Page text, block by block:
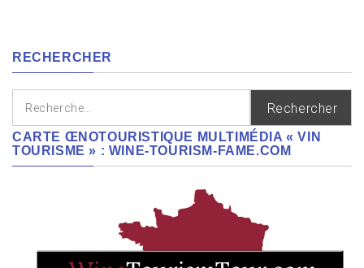
RECHERCHER
CARTE ŒNOTOURISTIQUE MULTIMÉDIA « VIN
TOURISME » : WINE-TOURISM-FAME.COM